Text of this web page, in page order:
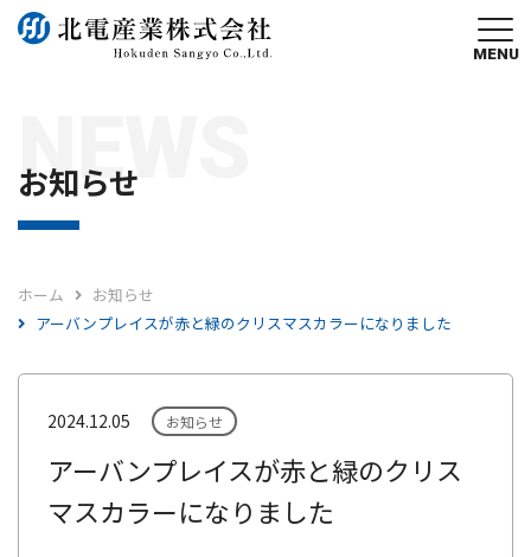
MENU
NEWS
お知らせ
ホーム
お知らせ
アーバンプレイスが赤と緑のクリスマスカラーになりました
2024.12.05 お知らせ
アーバンプレイスが赤と緑のクリス
マスカラーになりました